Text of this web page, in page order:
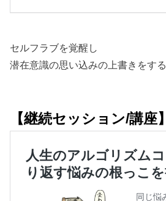
セルフラブを覚醒し
潜在意識の思い込みの上書きをする
【継続セッション/講座】